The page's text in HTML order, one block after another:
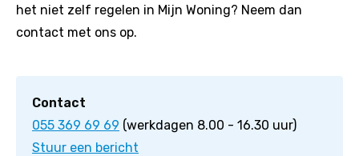
het niet zelf regelen in Mijn Woning? Neem dan
contact met ons op.
Contact
055 369 69 69 (werkdagen 8.00 - 16.30 uur)
Stuur een bericht